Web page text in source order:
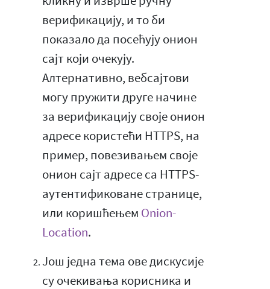
верификацију, и то би
показало да посећују онион
сајт који очекују.
Алтернативно, вебсајтови
могу пружити друге начине
за верификацију своје онион
адресе користећи HTTPS, на
пример, повезивањем своје
онион сајт адресе са HTTPS-
аутентификоване странице,
или коришћењем Onion-
Location.
Још једна тема ове дискусије
су очекивања корисника и